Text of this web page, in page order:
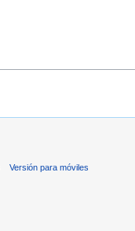
Versión para móviles